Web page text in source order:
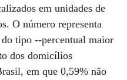
em unidades de
O número representa
tipo --percentual maior
dos domicílios
em que 0,59% não